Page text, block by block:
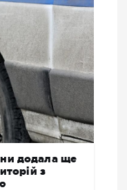
додала ще
з